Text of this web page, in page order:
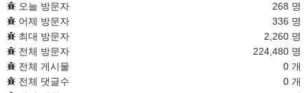
오늘 방문자
268 명
어제 방문자
336 명
최대 방문자
2,260 명
전체 방문자
224,480 명
전체 게시물
0 개
전체 댓글수
0 개